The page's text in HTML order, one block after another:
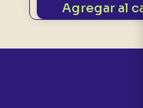
Agregar al